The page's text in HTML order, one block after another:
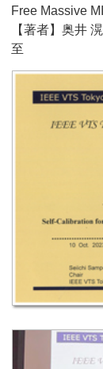
Free Massive
【著者】奥井
至